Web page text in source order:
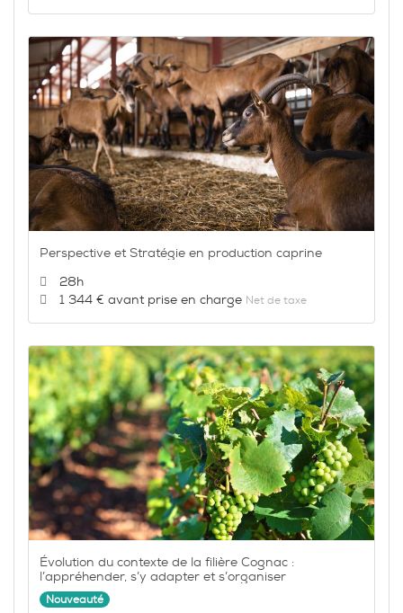
Perspective et Stratégie en production caprine
Durée :
28h
Prix :
1 344 € Net de taxe
Évolution du contexte de la filière Cognac :
l’appréhender, s’y adapter et s’organiser
Nouveauté